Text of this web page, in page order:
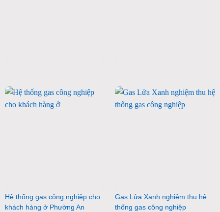
Hệ thống gas công nghiệp cho
khách hàng ở Phường An
Gas Lửa Xanh nghiệm thu hệ
thống gas công nghiệp